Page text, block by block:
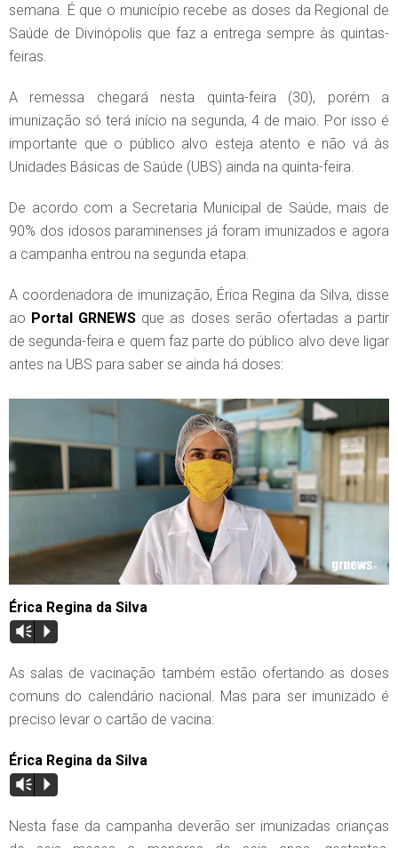
semana. É que o município recebe as doses da Regional de
Saúde de Divinópolis que faz a entrega sempre às quintas-
feiras.
A remessa chegará nesta quinta-feira (30), porém a
imunização só terá início na segunda, 4 de maio. Por isso é
importante que o público alvo esteja atento e não vá às
Unidades Básicas de Saúde (UBS) ainda na quinta-feira.
De acordo com a Secretaria Municipal de Saúde, mais de
90% dos idosos paraminenses já foram imunizados e agora
a campanha entrou na segunda etapa.
A coordenadora de imunização, Érica Regina da Silva, disse
ao Portal GRNEWS que as doses serão ofertadas a partir
de segunda-feira e quem faz parte do público alvo deve ligar
antes na UBS para saber se ainda há doses:
Érica Regina da Silva
Vm P
As salas de vacinação também estão ofertando as doses
comuns do calendário nacional. Mas para ser imunizado é
preciso levar o cartão de vacina:
Érica Regina da Silva
Vm P
Nesta fase da campanha deverão ser imunizadas crianças